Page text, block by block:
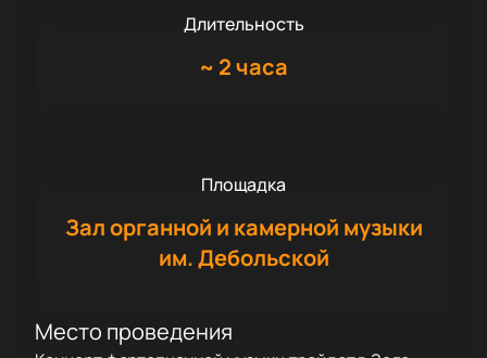
Длительность
~ 2 часа
Площадка
Зал органной и камерной музыки
им. Дебольской
Место проведения